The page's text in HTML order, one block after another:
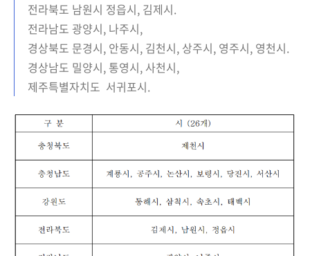
전라북도 남원시 정읍시, 김제시.
전라남도 광양시, 나주시,
경상북도 문경시, 안동시, 김천시, 상주시, 영주시, 영천시.
경상남도 밀양시, 통영시, 사천시,
제주특별자치도 서귀포시.